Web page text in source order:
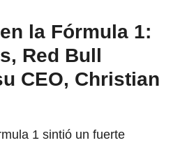
la Fórmula 1:
Red Bull
CEO, Christian
1 sintió un fuerte